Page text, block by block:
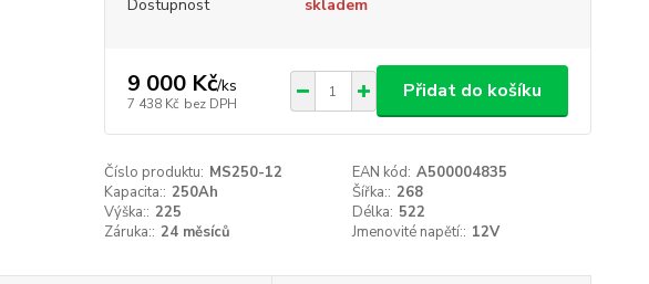
Dostupnost skladem
9 000 Kč/ks
7 438 Kč bez DPH
Přidat do košíku
Číslo produktu: MS250-12 EAN kód: A500004835
Kapacita:: 250Ah Šířka:: 268
Výška:: 225 Délka: 522
Záruka:: 24 měsíců Jmenovité napětí:: 12V